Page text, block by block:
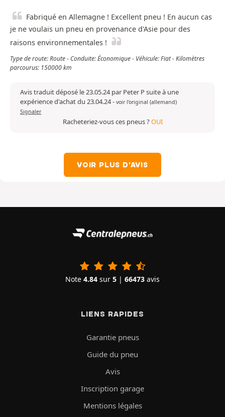
Fabriqué en Allemagne ! Excellent pneu ! En aucun cas
je ne voulais un pneu en provenance d'Asie pour des
raisons environnementales !
Type de route: Route - Conduite: Économique - Véhicule: Fiat - Kilomètres
parcourus: 150000 km
Avis traduit déposé le 23.05.24 par Peter P suite à une
expérience d'achat du 23.04.24- voir l'original (allemand)
Signaler
Racheteriez-vous ces pneus ?OUI
VOIR PLUS D'AVIS
Note 4.84 sur 5 | 66473 avis
LIENS RAPIDES
Garantie pneus
Guide du pneu
Avis
Inscription garage
Mentions légales